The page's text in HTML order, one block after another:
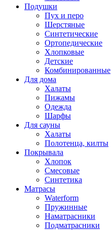
Подушки
Пух и перо
Шерстяные
Синтетические
Ортопедические
Хлопковые
Детские
Комбинированные
Для дома
Халаты
Пижамы
Одежда
Шарфы
Для сауны
Халаты
Полотенца, килты
Покрывала
Хлопок
Смесовые
Синтетика
Матрасы
Waterform
Пружинные
Наматрасники
Подматрасники